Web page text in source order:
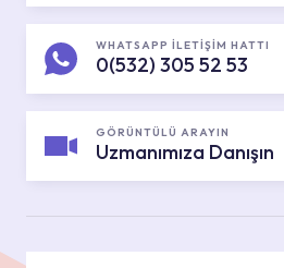
WHATSAPP İLETİŞİM HATTI
0(532) 305 52 53
GÖRÜNTÜLÜ ARAYIN
Uzmanımıza Danışın